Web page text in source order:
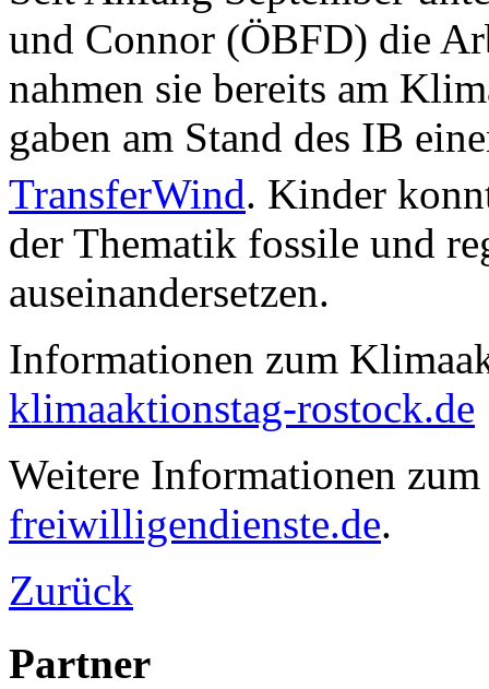
und Connor (ÖBFD) die
nahmen sie bereits am
gaben am Stand des IB
TransferWind. Kinder
der Thematik fossile und
auseinandersetzen.
Informationen zum
klimaaktionstag-rostock.de
Weitere Informationen
freiwilligendienste.de.
Zurück
Partner